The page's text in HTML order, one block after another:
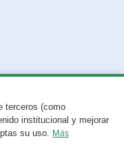
terceros (como
institucional y mejorar
su uso. Más
Repórtalo aquí.